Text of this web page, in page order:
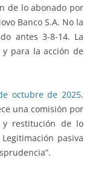
de lo abonado por
Banco S.A. No la
antes 3-8-14. La
para la acción de
octubre de 2025.
una comisión por
y restitución de lo
pasiva